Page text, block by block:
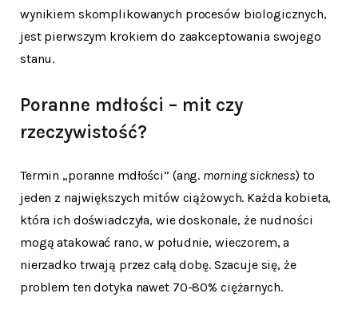
wynikiem skomplikowanych procesów biologicznych,
jest pierwszym krokiem do zaakceptowania swojego
stanu.
Poranne mdłości – mit czy
rzeczywistość?
Termin „poranne mdłości” (ang. morning sickness) to
jeden z największych mitów ciążowych. Każda kobieta,
która ich doświadczyła, wie doskonale, że nudności
mogą atakować rano, w południe, wieczorem, a
nierzadko trwają przez całą dobę. Szacuje się, że
problem ten dotyka nawet 70-80% ciężarnych.